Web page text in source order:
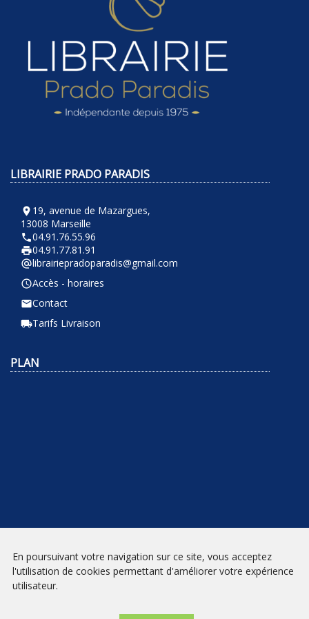
LIBRAIRIE PRADO PARADIS
room 19, avenue de Mazargues,
13008 Marseille
phone04.91.76.55.96
local_printshop04.91.77.81.91
alternate_emaillibrairiepradoparadis@gmail.com
query_builderAccès - horaires
emailContact
local_shippingTarifs Livraison
PLAN
NEWSLETTER
En poursuivant votre navigation sur ce site, vous acceptez
l'utilisation de cookies permettant d'améliorer votre expérience
utilisateur.